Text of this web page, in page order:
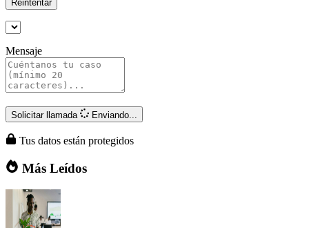
Reintentar
Mensaje
Solicitar llamada Enviando...
Tus datos están protegidos
Más Leídos